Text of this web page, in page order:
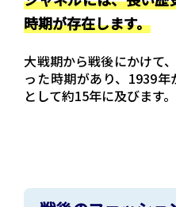
時期が存在します。
大戦期から戦後にかけて
った時期があり、1939
として約15年に及びます。